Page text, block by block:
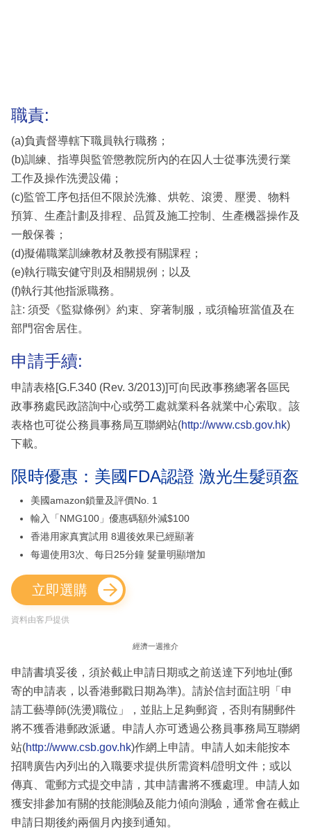
職責:
(a)負責督導轄下職員執行職務；
(b)訓練、指導與監管懲教院所內的在囚人士從事洗燙行業
工作及操作洗燙設備；
(c)監管工序包括但不限於洗滌、烘乾、滾燙、壓燙、物料
預算、生產計劃及排程、品質及施工控制、生產機器操作及
一般保養；
(d)擬備職業訓練教材及教授有關課程；
(e)執行職安健守則及相關規例；以及
(f)執行其他指派職務。
註: 須受《監獄條例》約束、穿著制服，或須輪班當值及在
部門宿舍居住。
申請手續:
申請表格[G.F.340 (Rev. 3/2013)]可向民政事務總署各區民
政事務處民政諮詢中心或勞工處就業科各就業中心索取。該
表格也可從公務員事務局互聯網站(http://www.csb.gov.hk)
下載。
限時優惠：美國FDA認證 激光生髮頭盔
美國amazon鎖量及評價No. 1
輸入「NMG100」優惠碼額外減$100
香港用家真實試用 8週後效果已經顯著
每週使用3次、每日25分鐘 髮量明顯增加
立即選購
資料由客戶提供
經濟一週推介
申請書填妥後，須於截止申請日期或之前送達下列地址(郵
寄的申請表，以香港郵戳日期為準)。請於信封面註明「申
請工藝導師(洗燙)職位」，並貼上足夠郵資，否則有關郵件
將不獲香港郵政派遞。申請人亦可透過公務員事務局互聯網
站(http://www.csb.gov.hk)作網上申請。申請人如未能按本
招聘廣告內列出的入職要求提供所需資料/證明文件；或以
傳真、電郵方式提交申請，其申請書將不獲處理。申請人如
獲安排參加有關的技能測驗及能力傾向測驗，通常會在截止
申請日期後約兩個月內接到通知。